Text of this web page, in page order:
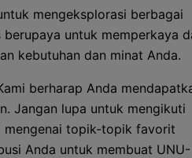
mengeksplorasi berbagai
untuk memperkaya
kebutuhan dan minat Anda.
berharap Anda
Jangan lupa untuk mengikuti
mengenai topik-topik favorit
Anda untuk membuat UNU-